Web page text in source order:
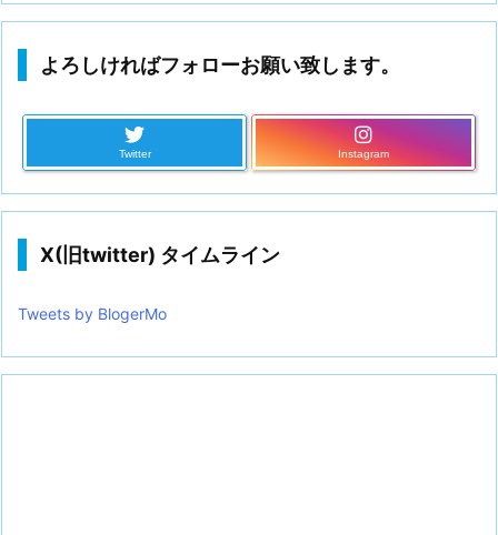
よろしければフォローお願い致します。
Twitter Instagram
X(旧twitter) タイムライン
Tweets by BlogerMo